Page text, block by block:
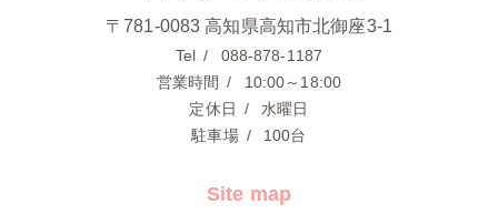
〒781-0083 高知県高知市北御座3-1
Tel
088-878-1187
営業時間
10:00～18:00
定休日
水曜日
駐車場
100台
Site map